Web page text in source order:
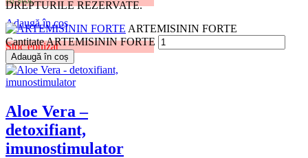
Adaugă în coș
Stoc epuizat
Aloe Vera –
detoxifiant,
imunostimulator
DREPTURILE REZERVATE.
ARTEMISININ FORTE
Cantitate ARTEMISININ FORTE
Adaugă în coș